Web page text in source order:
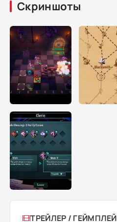
Скриншоты
ТРЕЙЛЕР / ГЕЙМПЛЕЙ